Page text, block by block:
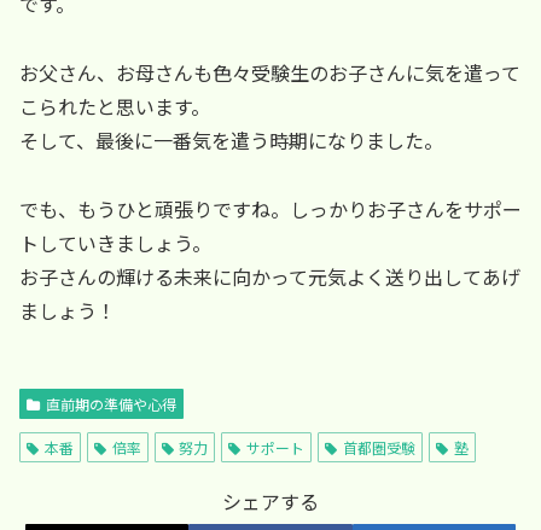
お父さん、お母さんも色々受験生のお子さんに気を遣って
こられたと思います。
そして、最後に一番気を遣う時期になりました。
でも、もうひと頑張りですね。しっかりお子さんをサポー
トしていきましょう。
お子さんの輝ける未来に向かって元気よく送り出してあげ
ましょう！
直前期の準備や心得
本番 倍率 努力 サポート 首都圏受験 塾
シェアする